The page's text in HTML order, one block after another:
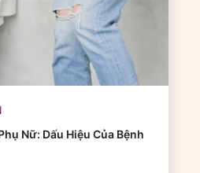
Nữ: Dấu Hiệu Của Bệnh